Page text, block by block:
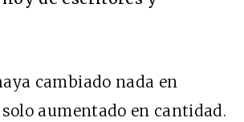
cambiado nada en
aumentado en cantidad.